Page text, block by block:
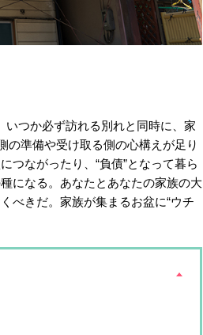
つか必ず訪れる別れと同時に、家
の準備や受け取る側の心構えが足り
つながったり、“負債”となって暮ら
になる。あなたとあなたの家族の大
べきだ。家族が集まるお盆に“ウチ